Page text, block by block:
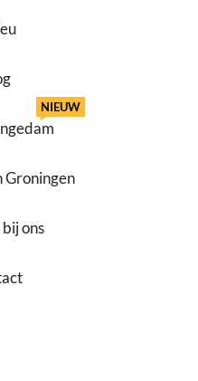
NIEUW
Groningen
ons